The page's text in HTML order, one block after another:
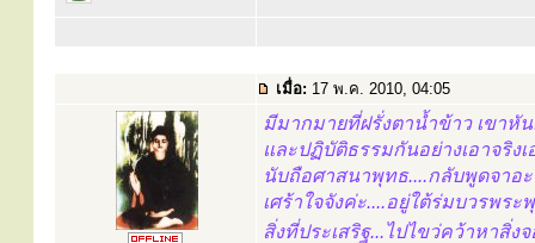
เมื่อ: 17 พ.ค. 2010, 04:05
มีมากมายที่ฝรั่งตาน้ำข้าว เขาหั
และปฏิบัติธรรมกันอย่างเอาจริง
นับถือศาสนาพุทธ....กลับพูดจาอะ
เศร้าใจจังค่ะ....อยู่ใต้ร่มบวรพร
สิ่งที่ประเสริฐ...ไปไขว่คว้าหาสิ่ง